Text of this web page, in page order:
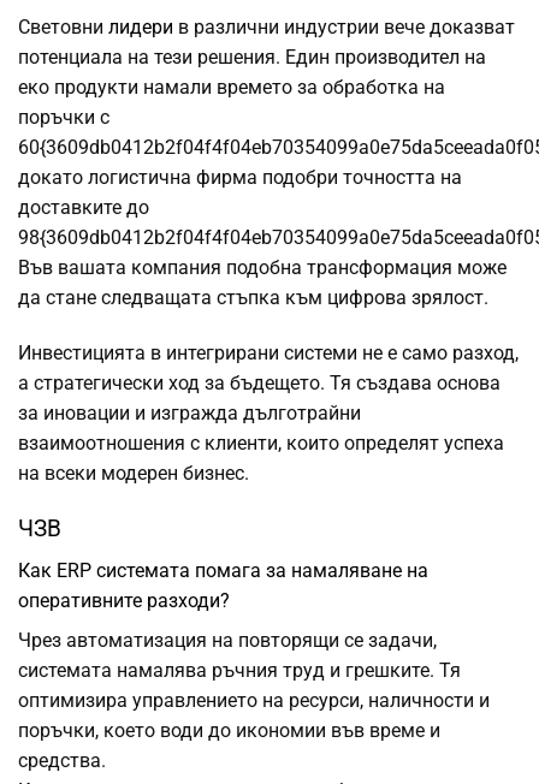
Световни лидери в различни индустрии вече доказват
потенциала на тези решения. Един производител на
еко продукти намали времето за обработка на
поръчки с
докато логистична фирма подобри точността на
доставките до
Във вашата компания подобна трансформация може
да стане следващата стъпка към цифрова зрялост.
Инвестицията в интегрирани системи не е само разход,
а стратегически ход за бъдещето. Тя създава основа
за иновации и изгражда дълготрайни
взаимоотношения с клиенти, които определят успеха
на всеки модерен бизнес.
ЧЗВ
Как ERP системата помага за намаляване на
оперативните разходи?
Чрез автоматизация на повторящи се задачи,
системата намалява ръчния труд и грешките. Тя
оптимизира управлението на ресурси, наличности и
поръчки, което води до икономии във време и
средства.